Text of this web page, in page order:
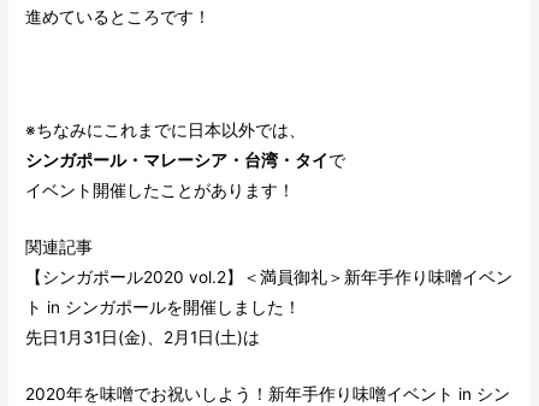
進めているところです！
※ちなみにこれまでに日本以外では、
シンガポール・マレーシア・台湾・タイで
イベント開催したことがあります！
関連記事
【シンガポール2020 vol.2】＜満員御礼＞新年手作り味噌イベン
ト in シンガポールを開催しました！
先日1月31日(金)、2月1日(土)は
2020年を味噌でお祝いしよう！新年手作り味噌イベント in シン